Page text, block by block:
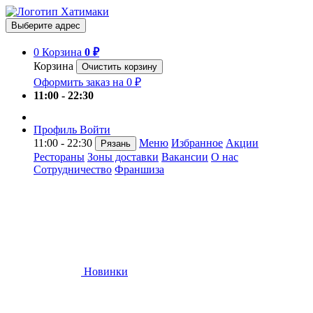
Выберите адрес
0 Корзина 0 ₽
Корзина
Очистить корзину
Оформить заказ на 0 ₽
11:00 - 22:30
Профиль Войти
11:00 - 22:30
Рязань Меню Избранное Акции
Рестораны Зоны доставки Вакансии О нас
Сотрудничество Франшиза
Новинки